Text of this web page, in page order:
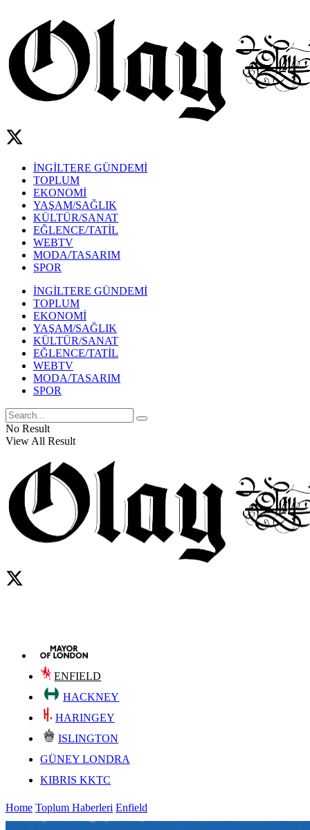
İNGİLTERE GÜNDEMİ
TOPLUM
EKONOMİ
YAŞAM/SAĞLIK
KÜLTÜR/SANAT
EĞLENCE/TATİL
WEBTV
MODA/TASARIM
SPOR
İNGİLTERE GÜNDEMİ
TOPLUM
EKONOMİ
YAŞAM/SAĞLIK
KÜLTÜR/SANAT
EĞLENCE/TATİL
WEBTV
MODA/TASARIM
SPOR
No Result
View All Result
ENFIELD
HACKNEY
HARINGEY
ISLINGTON
GÜNEY LONDRA
KIBRIS KKTC
Home Toplum Haberleri Enfield